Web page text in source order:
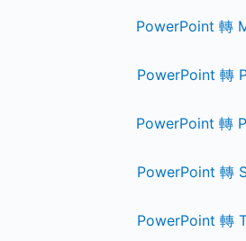
PowerPoint 轉
PowerPoint 轉
PowerPoint 轉
PowerPoint 轉
PowerPoint 轉